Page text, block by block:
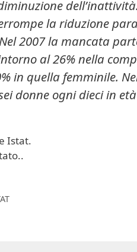
la riduzione
2007 la mancata
al 26% nella
in quella femminile.
donne ogni dieci in
Istat.